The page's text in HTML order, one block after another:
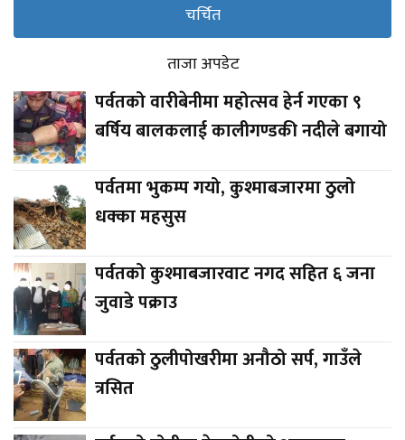
चर्चित
ताजा अपडेट
पर्वतको वारीबेनीमा महोत्सव हेर्न गएका ९
बर्षिय बालकलाई कालीगण्डकी नदीले बगायो
पर्वतमा भुकम्प गयो, कुश्माबजारमा ठुलो
धक्का महसुस
पर्वतको कुश्माबजारवाट नगद सहित ६ जना
जुवाडे पक्राउ
पर्वतको ठुलीपोखरीमा अनौठो सर्प, गाउँले
त्रसित